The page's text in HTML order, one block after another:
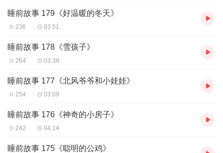
睡前故事 179《好温暖的冬天》
236 03:51
睡前故事 178《雪孩子》
264 03:38
睡前故事 177《北风爷爷和小娃娃》
254 03:09
睡前故事 176《神奇的小房子》
242 04:14
睡前故事 175《聪明的公鸡》